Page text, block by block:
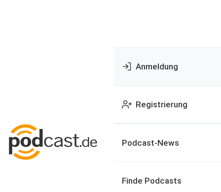
Anmeldung
Registrierung
Podcast-News
Finde Podcasts